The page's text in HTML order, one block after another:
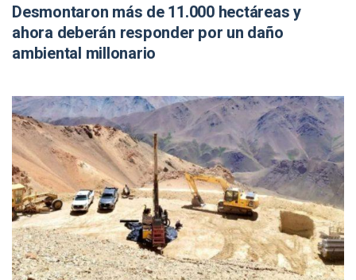
Desmontaron más de 11.000 hectáreas y
ahora deberán responder por un daño
ambiental millonario